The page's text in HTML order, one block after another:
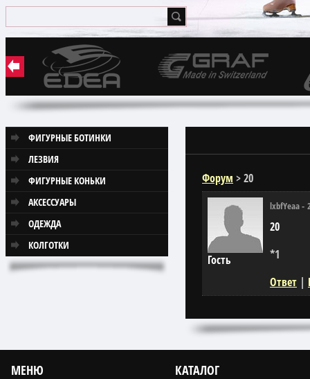
ФИГУРНЫЕ БОТИНКИ
ЛЕЗВИЯ
ФИГУРНЫЕ КОНЬКИ
АКСЕССУАРЫ
ОДЕЖДА
КОЛГОТКИ
Форум >20
Гость
lxbfYeaa-
20
*1
Ответ |
МЕНЮ КАТАЛОГ